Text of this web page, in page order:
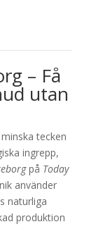
– Få
utan
tecken
ingrepp,
på Today
använder
naturliga
produktion